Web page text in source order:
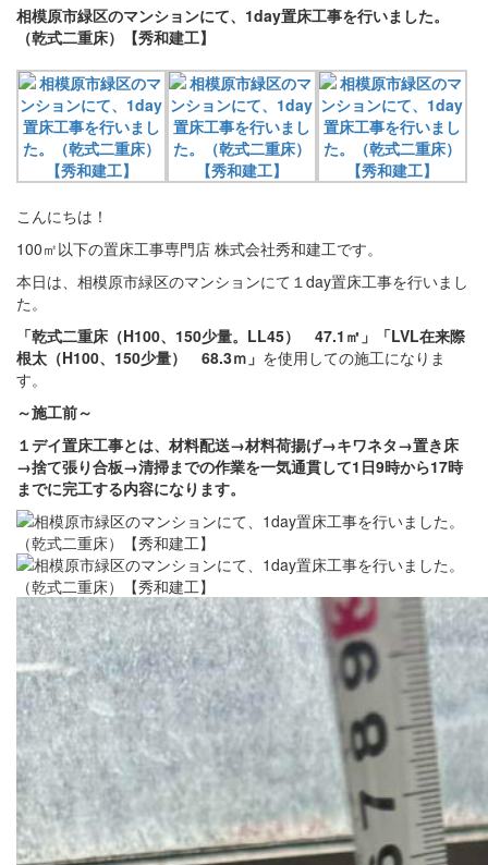
相模原市緑区のマンションにて、1day置床工事を行いました。
（乾式二重床）【秀和建工】
こんにちは！
100㎡以下の置床工事専門店 株式会社秀和建工です。
本日は、相模原市緑区のマンションにて１day置床工事を行いまし
た。
「乾式二重床（H100、150少量。LL45） 47.1㎡」「LVL在来際
根太（H100、150少量） 68.3ｍ」 を使用しての施工になりま
す。
～施工前～
１デイ置床工事とは、材料配送→材料荷揚げ→キワネタ→置き床
→捨て張り合板→清掃までの作業を一気通貫して1日9時から17時
までに完工する内容になります。